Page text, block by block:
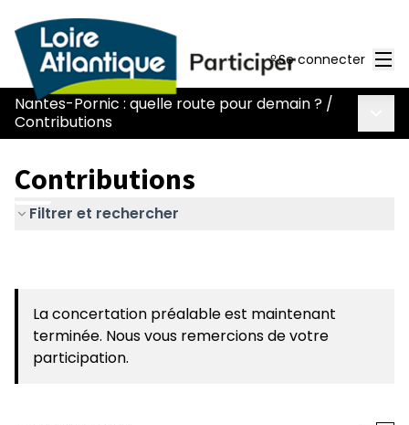
Se connecter
Nantes-Pornic : quelle route pour demain ? /
Contributions
Contributions
Filtrer et rechercher
La concertation préalable est maintenant
terminée. Nous vous remercions de votre
participation.